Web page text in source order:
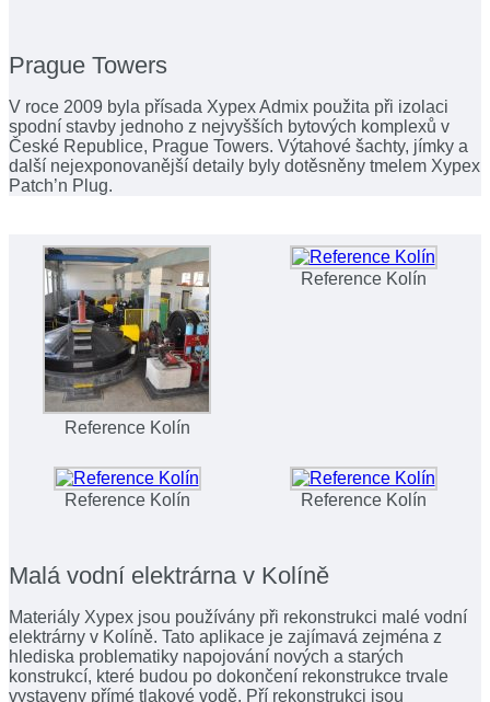
Prague Towers
V roce 2009 byla přísada Xypex Admix použita při izolaci
spodní stavby jednoho z nejvyšších bytových komplexů v
České Republice, Prague Towers. Výtahové šachty, jímky a
další nejexponovanější detaily byly dotěsněny tmelem Xypex
Patch’n Plug.
Reference Kolín
Reference Kolín
Reference Kolín Reference Kolín
Malá vodní elektrárna v Kolíně
Materiály Xypex jsou používány při rekonstrukci malé vodní
elektrárny v Kolíně. Tato aplikace je zajímavá zejména z
hlediska problematiky napojování nových a starých
konstrukcí, které budou po dokončení rekonstrukce trvale
vystaveny přímé tlakové vodě. Pří rekonstrukci jsou